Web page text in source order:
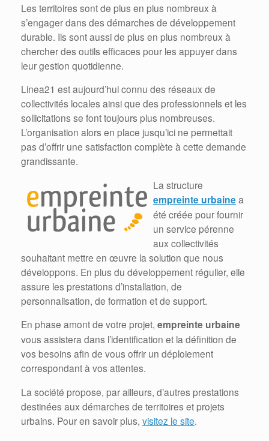
Les territoires sont de plus en plus nombreux à
s’engager dans des démarches de développement
durable. Ils sont aussi de plus en plus nombreux à
chercher des outils efficaces pour les appuyer dans
leur gestion quotidienne.
Linea21 est aujourd’hui connu des réseaux de
collectivités locales ainsi que des professionnels et les
sollicitations se font toujours plus nombreuses.
L’organisation alors en place jusqu’ici ne permettait
pas d’offrir une satisfaction complète à cette demande
grandissante.
La structure
empreinte urbainea
été créée pour fournir
un service pérenne
aux collectivités
souhaitant mettre en œuvre la solution que nous
développons. En plus du développement régulier, elle
assure les prestations d’installation, de
personnalisation, de formation et de support.
En phase amont de votre projet, empreinte urbaine
vous assistera dans l’identification et la définition de
vos besoins afin de vous offrir un déploiement
correspondant à vos attentes.
La société propose, par ailleurs, d’autres prestations
destinées aux démarches de territoires et projets
urbains. Pour en savoir plus, visitez le site.